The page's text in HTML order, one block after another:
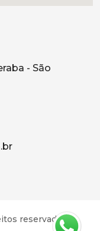
- São
reservados.